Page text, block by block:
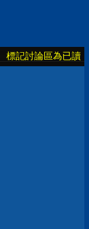
標記討論區為已讀